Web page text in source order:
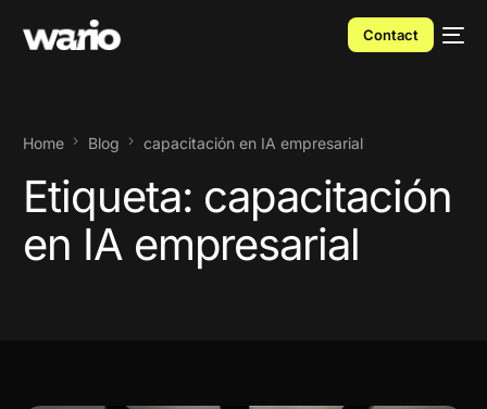
Contact
Home Blog capacitación en IA empresarial
Etiqueta: capacitación
en IA empresarial